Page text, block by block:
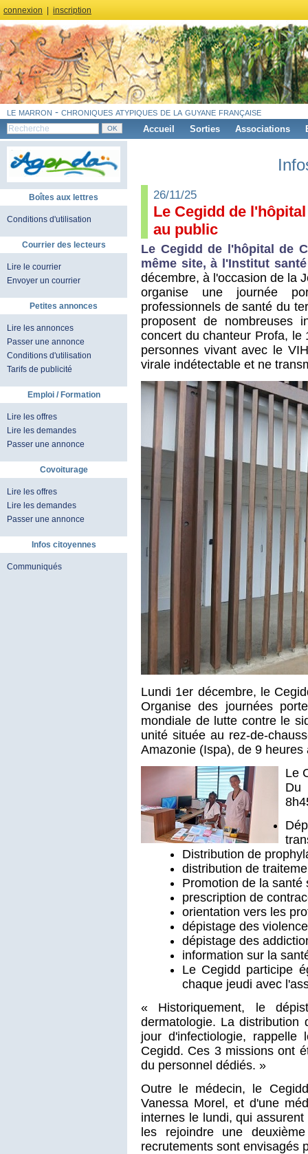
connexion inscription
le marron - chroniques atypiques de la guyane française
Accueil Sorties Associations
Boîtes aux lettres
Conditions d'utilisation
Courrier des lecteurs
Lire le courrier
Envoyer un courrier
Petites annonces
Lire les annonces
Passer une annonce
Conditions d'utilisation
Tarifs de publicité
Emploi / Formation
Lire les offres
Lire les demandes
Passer une annonce
Covoiturage
Lire les offres
Lire les demandes
Passer une annonce
Infos citoyennes
Communiqués
26/11/25
Le Cegidd de
au public
Le Cegidd de l'hôpital de
même site, à l'Institut
décembre, à l'occasion de la
organise une journée
professionnels de santé du
proposent de nombreuses
concert du chanteur Profa, le
personnes vivant avec le
virale indétectable et ne
Lundi 1er décembre, le
Organise des journées
mondiale de lutte contre le
unité située au rez-de-
Amazonie (Ispa), de 9 heures
Le
Du
Distribution de
distribution de
Promotion de la santé
prescription de
orientation vers les
dépistage des
dépistage des
information sur la
Le Cegidd participe
chaque jeudi avec
« Historiquement, le
dermatologie. La
jour d'infectiologie,
Cegidd. Ces 3 missions ont
du personnel dédiés. »
Outre le médecin, le
Vanessa Morel, et d'une
internes le lundi, qui
les rejoindre une
recrutements sont envisagés